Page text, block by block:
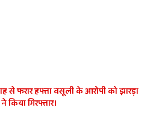
से फरार हफ्ता वसूली के आरोपी को झारड़ा
किया गिरफ्तार।